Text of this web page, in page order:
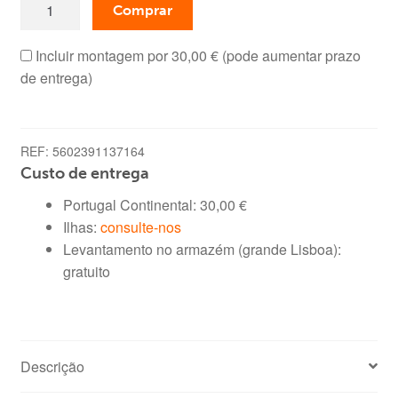
139,00 €.
Móvel
TV
Cancun
Comprar
Incluir montagem por30,00 €(pode aumentar prazo
de entrega)
REF: 5602391137164
Custo de entrega
Portugal Continental: 30,00 €
Ilhas: consulte-nos
Levantamento no armazém (grande Lisboa):
gratuito
Descrição